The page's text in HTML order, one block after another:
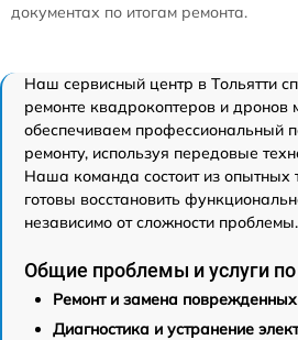
документах по итогам ремонта.
Наш сервисный центр в Тольятти
ремонте квадрокоптеров и
обеспечиваем профессиональный
ремонту, используя передовые
Наша команда состоит из опытных
готовы восстановить
независимо от сложности проблемы.
Общие проблемы и услуги
Ремонт и замена
Диагностика и устранение